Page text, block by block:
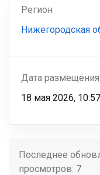
Регион
Нижегородская
Дата размещения
18 мая 2026, 10:57
Последнее
просмотров: 7